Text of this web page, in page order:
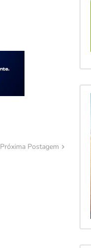
Próxima Postagem